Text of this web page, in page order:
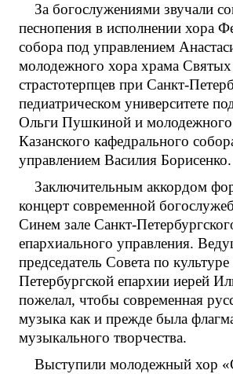
За богослужениями звучали
песнопения в исполнении хора
собора под управлением
молодежного хора храма
страстотерпцев при Санкт-
педиатрическом университете
Ольги Пушкиной и молодежного
Казанского кафедрального
управлением Василия Борисенко.
Заключительным аккордом
концерт современной
Синем зале Санкт-
епархиального управления.
председатель Совета по
Петербургской епархии иерей
пожелал, чтобы современная
музыка как и прежде была
музыкального творчества.
Выступили молодежный хор